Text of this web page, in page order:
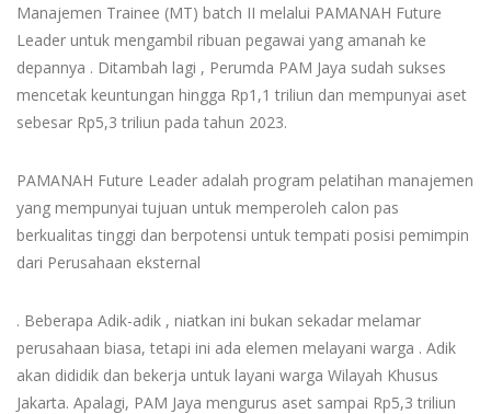
Manajemen Trainee (MT) batch II melalui PAMANAH Future
Leader untuk mengambil ribuan pegawai yang amanah ke
depannya . Ditambah lagi , Perumda PAM Jaya sudah sukses
mencetak keuntungan hingga Rp1,1 triliun dan mempunyai aset
sebesar Rp5,3 triliun pada tahun 2023.
PAMANAH Future Leader adalah program pelatihan manajemen
yang mempunyai tujuan untuk memperoleh calon pas
berkualitas tinggi dan berpotensi untuk tempati posisi pemimpin
dari Perusahaan eksternal
. Beberapa Adik-adik , niatkan ini bukan sekadar melamar
perusahaan biasa, tetapi ini ada elemen melayani warga . Adik
akan dididik dan bekerja untuk layani warga Wilayah Khusus
Jakarta. Apalagi, PAM Jaya mengurus aset sampai Rp5,3 triliun